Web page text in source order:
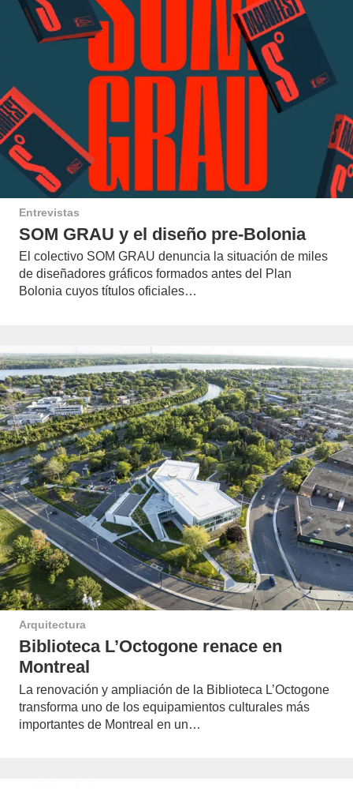
Entrevistas
SOM GRAU y el diseño pre-Bolonia
El colectivo SOM GRAU denuncia la situación de miles
de diseñadores gráficos formados antes del Plan
Bolonia cuyos títulos oficiales…
Arquitectura
Biblioteca L’Octogone renace en
Montreal
La renovación y ampliación de la Biblioteca L’Octogone
transforma uno de los equipamientos culturales más
importantes de Montreal en un…